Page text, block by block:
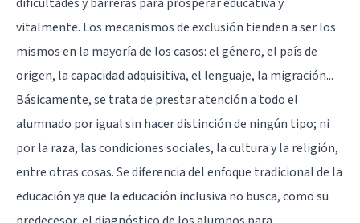
vitalmente. Los mecanismos de exclusión tienden a ser los
mismos en la mayoría de los casos: el género, el país de
origen, la capacidad adquisitiva, el lenguaje, la migración...
Básicamente, se trata de prestar atención a todo el
alumnado por igual sin hacer distinción de ningún tipo; ni
por la raza, las condiciones sociales, la cultura y la religión,
entre otras cosas. Se diferencia del enfoque tradicional de la
educación ya que la educación inclusiva no busca, como su